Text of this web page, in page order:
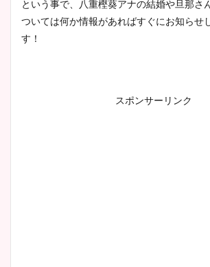
という事で、八重樫葵アナの結婚や旦那さ
ついては何か情報があればすぐにお知らせ
す！
スポンサーリンク